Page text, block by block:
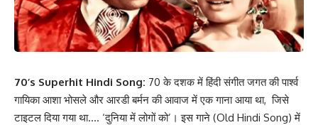
70’s Superhit Hindi Song: 70 के दशक में हिंदी संगीत जगत की पार्श्व
गायिका आशा भोसले और आरडी बर्मन की आवाज में एक गाना आया था, जिसे
टाइटल दिया गया था…. ‘दुनिया में लोगों को’। इस गाने (Old Hindi Song) में